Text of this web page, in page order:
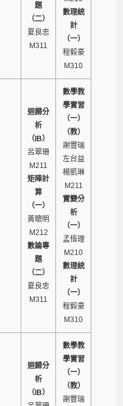
題
（二）
夏良忠
M311
數理統
計
（一）
程毅豪
M310
迴歸分
析
（IB）
呂翠珊
M211
矩陣計
算
（一）
黃聰明
M212
數論專
題
（二）
夏良忠
M311
數學教
學實習
（一）
（教）
謝豐瑞
左台益
楊凱琳
M211
實變分
析
（一）
孟悟理
M210
數理統
計
（一）
程毅豪
M310
迴歸分
析
（IB）
數學教
學實習
（一）
（教）
謝豐瑞